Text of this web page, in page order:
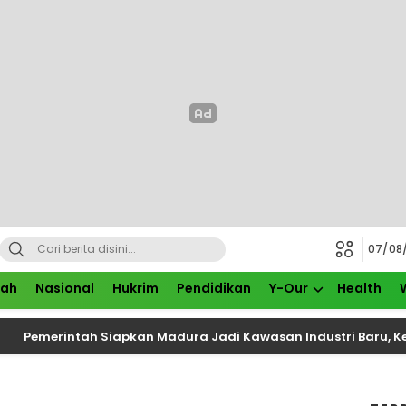
07/
Nasional Hukrim Pendidikan Y-Our Health
Siapkan Madura Jadi Kawasan Industri Baru, Kerja